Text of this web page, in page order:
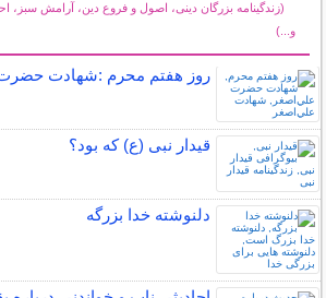
(زندگینامه بزرگان دینی، اصول و فروع دین، آرامش سبز،
و...)
روز هفتم محرم :شهادت
قیدار نبی (ع) که بود؟
دلنوشته خدا بزرگه